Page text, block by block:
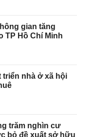
gian tăng
TP Hồ Chí Minh
triển nhà ở xã hội
trăm nghìn cư
bỏ đề xuất sở hữu